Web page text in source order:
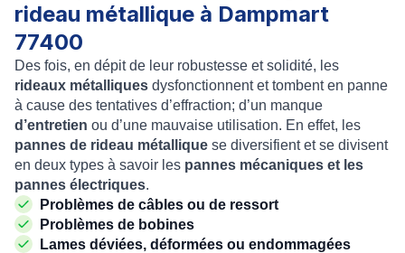
rideau métallique à Dampmart
77400
Des fois, en dépit de leur robustesse et solidité, les
rideaux métalliques dysfonctionnent et tombent en panne
à cause des tentatives d’effraction; d’un manque
d’entretien ou d’une mauvaise utilisation. En effet, les
pannes de rideau métallique se diversifient et se divisent
en deux types à savoir les pannes mécaniques et les
pannes électriques.
Problèmes de câbles ou de ressort
Problèmes de bobines
Lames déviées, déformées ou endommagées